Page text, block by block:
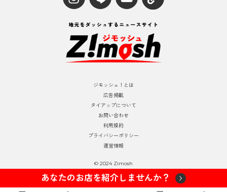
ジモッシュ！とは
広告掲載
タイアップについて
お問い合わせ
利用規約
プライバシーポリシー
運営情報
© 2024 Zimosh
あなたのお店を紹介しませんか？